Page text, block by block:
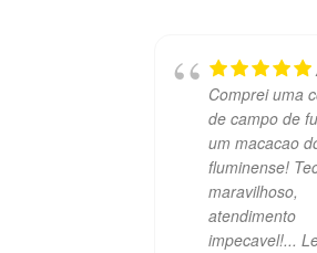
Comprei uma
de campo de
um macacao
fluminense!
maravilhoso,
atendimento
impecavel!...